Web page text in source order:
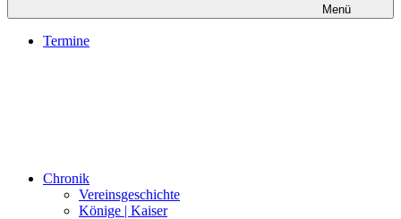
Menü
Termine
Chronik
Vereinsgeschichte
Könige | Kaiser